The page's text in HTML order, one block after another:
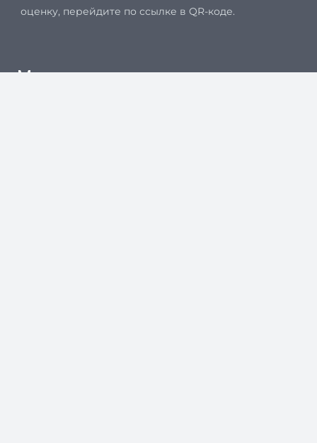
оценку, перейдите по ссылке в QR-коде.
Мы принимаем